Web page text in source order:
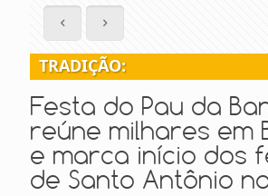
TRADIÇÃO:
Festa do Pau da
reúne milhares em
e marca início dos
de Santo Antônio